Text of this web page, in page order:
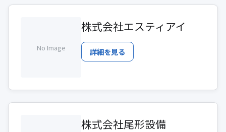
No Image
株式会社エスティアイ
詳細を見る
株式会社尾形設備